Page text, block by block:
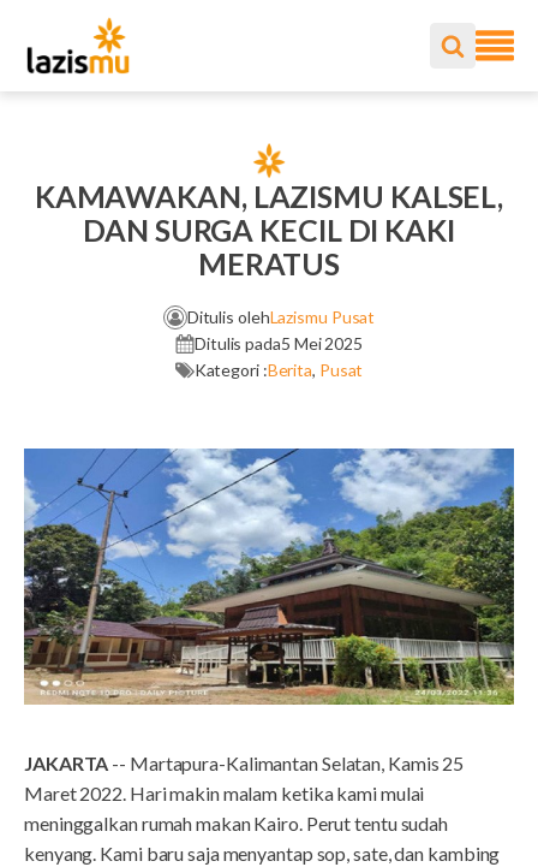
KAMAWAKAN, LAZISMU KALSEL,
DAN SURGA KECIL DI KAKI
MERATUS
Ditulis olehLazismu Pusat
Ditulis pada5 Mei 2025
Kategori :Berita, Pusat
JAKARTA -- Martapura-Kalimantan Selatan, Kamis 25
Maret 2022. Hari makin malam ketika kami mulai
meninggalkan rumah makan Kairo. Perut tentu sudah
kenyang. Kami baru saja menyantap sop, sate, dan kambing